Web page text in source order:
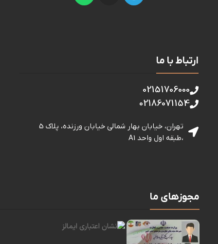
ارتباط با ما
02151706000
02186071154
تهران، خیابان بهار شمالی خيابان ورزنده، پلاک 5
،طبقه اول واحد A1
مجوزهای ما